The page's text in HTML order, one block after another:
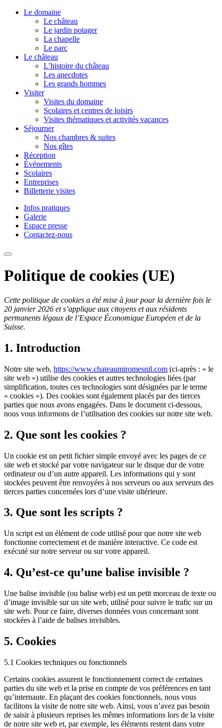
Le domaine
Le château
Le jardin potager
La chapelle
Le parc
Le château
L’histoire du château
Les anecdotes
Les grands hommes
Visiter
Visites du domaine
Scolaires et centres de loisirs
Visites thématiques et activités vacances
Séjourner
Nos chambres & suites
Nos gîtes
Réception
Événements
Scolaires
Entreprises
Billetterie visites
Infos pratiques
Galerie
Espace presse
Contactez-nous
Politique de cookies (UE)
Cette politique de cookies a été mise à jour pour la dernière fois le
20 janvier 2026 et s’applique aux citoyens et aux résidents
permanents légaux de l’Espace Économique Européen et de la
Suisse.
1. Introduction
Notre site web, https://www.chateaumiromesnil.com (ci-après : « le
site web ») utilise des cookies et autres technologies liées (par
simplification, toutes ces technologies sont désignées par le terme
« cookies »). Des cookies sont également placés par des tierces
parties que nous avons engagées. Dans le document ci-dessous,
nous vous informons de l’utilisation des cookies sur notre site web.
2. Que sont les cookies ?
Un cookie est un petit fichier simple envoyé avec les pages de ce
site web et stocké par votre navigateur sur le disque dur de votre
ordinateur ou d’un autre appareil. Les informations qui y sont
stockées peuvent être renvoyées à nos serveurs ou aux serveurs des
tierces parties concernées lors d’une visite ultérieure.
3. Que sont les scripts ?
Un script est un élément de code utilisé pour que notre site web
fonctionne correctement et de manière interactive. Ce code est
exécuté sur notre serveur ou sur votre appareil.
4. Qu’est-ce qu’une balise invisible ?
Une balise invisible (ou balise web) est un petit morceau de texte ou
d’image invisible sur un site web, utilisé pour suivre le trafic sur un
site web. Pour ce faire, diverses données vous concernant sont
stockées à l’aide de balises invisibles.
5. Cookies
5.1 Cookies techniques ou fonctionnels
Certains cookies assurent le fonctionnement correct de certaines
parties du site web et la prise en compte de vos préférences en tant
qu’internaute. En plaçant des cookies fonctionnels, nous vous
facilitons la visite de notre site web. Ainsi, vous n’avez pas besoin
de saisir à plusieurs reprises les mêmes informations lors de la visite
de notre site web et, par exemple, les éléments restent dans votre